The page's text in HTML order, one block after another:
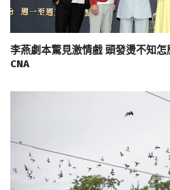
李燕劇本驚見激情戲 頭發燙不知
CNA